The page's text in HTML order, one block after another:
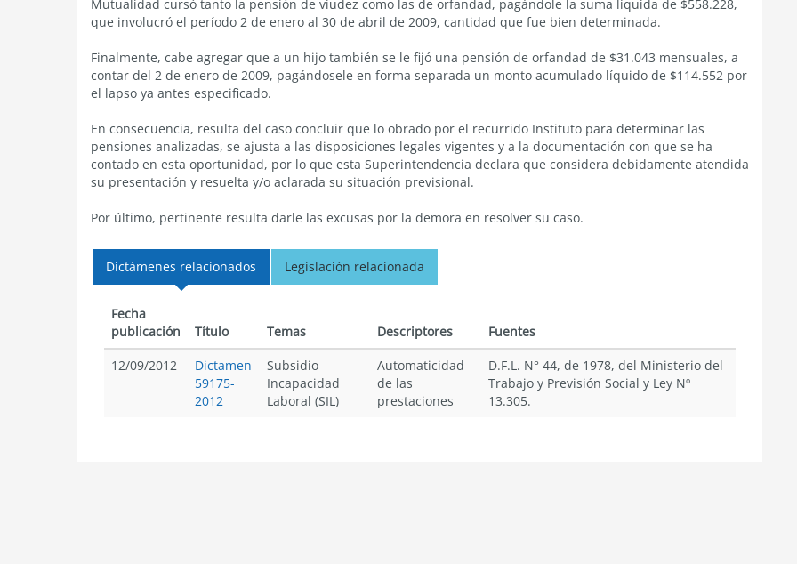
Mutualidad cursó tanto la pensión de viudez como las de orfandad, pagándole la suma líquida de $558.228,
que involucró el período 2 de enero al 30 de abril de 2009, cantidad que fue bien determinada.
Finalmente, cabe agregar que a un hijo también se le fijó una pensión de orfandad de $31.043 mensuales, a
contar del 2 de enero de 2009, pagándosele en forma separada un monto acumulado líquido de $114.552 por
el lapso ya antes especificado.
En consecuencia, resulta del caso concluir que lo obrado por el recurrido Instituto para determinar las
pensiones analizadas, se ajusta a las disposiciones legales vigentes y a la documentación con que se ha
contado en esta oportunidad, por lo que esta Superintendencia declara que considera debidamente atendida
su presentación y resuelta y/o aclarada su situación previsional.
Por último, pertinente resulta darle las excusas por la demora en resolver su caso.
Dictámenes relacionados Legislación relacionada
Fecha
publicación
Título Temas Descriptores
Fuentes
12/09/2012
Dictamen
59175-
2012
Subsidio
Incapacidad
Laboral (SIL)
Automaticidad
de las
prestaciones
D.F.L. N° 44, de 1978, del Ministerio del
Trabajo y Previsión Social y Ley Nº
13.305.